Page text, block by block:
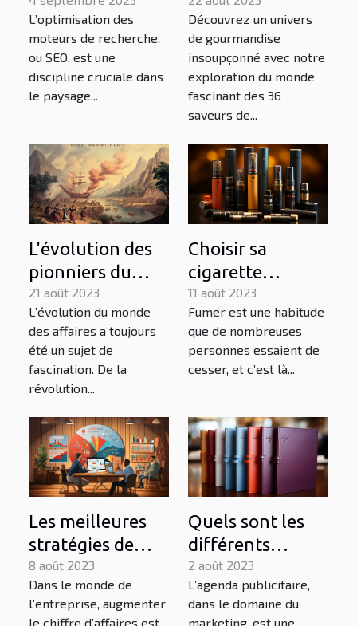
approfondie
L’optimisation des
moteurs de recherche,
ou SEO, est une
discipline cruciale dans
le paysage...
un aperçu
Découvrez un univers
de gourmandise
insoupçonné avec notre
exploration du monde
fascinant des 36
saveurs de...
L'évolution des
pionniers du
business : une
analyse
historique
21 août 2023
L’évolution du monde
des affaires a toujours
été un sujet de
fascination. De la
révolution...
Choisir sa
cigarette
électronique
facilement
11 août 2023
Fumer est une habitude
que de nombreuses
personnes essaient de
cesser, et c’est là...
Les meilleures
stratégies de
marketing pour
augmenter votre
chiffre d'affaires
8 août 2023
Dans le monde de
l’entreprise, augmenter
le chiffre d’affaires est
Quels sont les
différents
formats des
agendas
publicitaires
2 août 2023
L’agenda publicitaire,
dans le domaine du
marketing, est une